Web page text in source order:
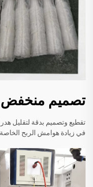
تصميم منخفض
تقطيع وتصميم بدقة لتقليل هدر
في زيادة هوامش الربح